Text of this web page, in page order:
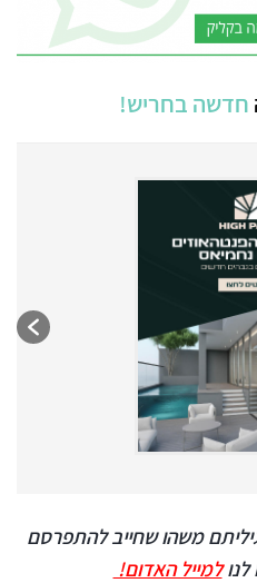
חדשה בחריש!
משהו שחייב להתפרסם
לנולמייל האדום!